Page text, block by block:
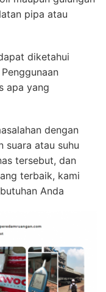
pipa atau
diketahui
apa yang
dengan
suara atau suhu
tersebut, dan
terbaik, kami
Anda